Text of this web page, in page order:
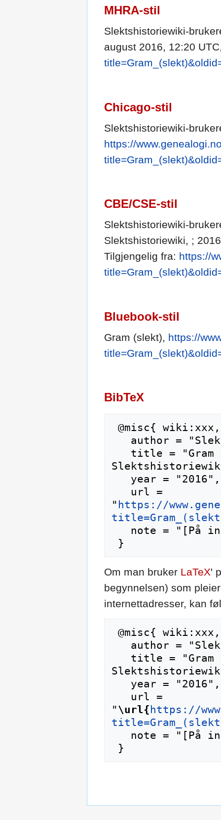
MHRA-stil
Slektshistoriewiki-
august 2016, 12:20
Chicago-stil
Slektshistoriewiki-
https://
CBE/CSE-stil
Slektshistoriewiki-
Slektshistoriewiki, ;
Tilgjengelig fra: https://
Bluebook-stil
Gram (slekt), https://
BibTeX
" https://
Om man bruker LaTeX'
begynnelsen) som
internettadresser, kan
"\url{ https://